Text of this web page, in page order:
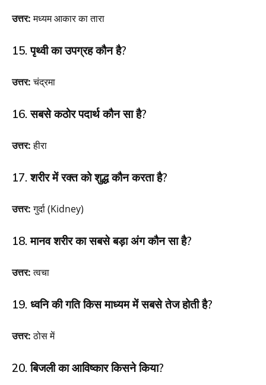
उत्तर:मध्यम आकार का तारा
15. पृथ्वी का उपग्रह कौन है?
उत्तर:चंद्रमा
16. सबसे कठोर पदार्थ कौन सा है?
उत्तर:हीरा
17. शरीर में रक्त को शुद्ध कौन करता है?
उत्तर:गुर्दा (Kidney)
18. मानव शरीर का सबसे बड़ा अंग कौन सा है?
उत्तर:त्वचा
19. ध्वनि की गति किस माध्यम में सबसे तेज होती है?
उत्तर:ठोस में
20. बिजली का आविष्कार किसने किया?